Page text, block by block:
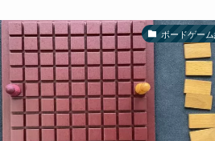
ボードゲー